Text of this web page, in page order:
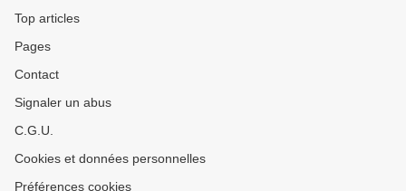
Top articles
Pages
Contact
Signaler un abus
C.G.U.
Cookies et données personnelles
Préférences cookies